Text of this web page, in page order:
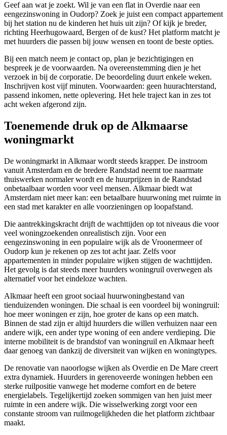
Geef aan wat je zoekt. Wil je van een flat in Overdie naar een
eengezinswoning in Oudorp? Zoek je juist een compact appartement
bij het station nu de kinderen het huis uit zijn? Of kijk je breder,
richting Heerhugowaard, Bergen of de kust? Het platform matcht je
met huurders die passen bij jouw wensen en toont de beste opties.
Bij een match neem je contact op, plan je bezichtigingen en
bespreek je de voorwaarden. Na overeenstemming dien je het
verzoek in bij de corporatie. De beoordeling duurt enkele weken.
Inschrijven kost vijf minuten. Voorwaarden: geen huurachterstand,
passend inkomen, nette oplevering. Het hele traject kan in zes tot
acht weken afgerond zijn.
Toenemende druk op de Alkmaarse
woningmarkt
De woningmarkt in Alkmaar wordt steeds krapper. De instroom
vanuit Amsterdam en de bredere Randstad neemt toe naarmate
thuiswerken normaler wordt en de huurprijzen in de Randstad
onbetaalbaar worden voor veel mensen. Alkmaar biedt wat
Amsterdam niet meer kan: een betaalbare huurwoning met ruimte in
een stad met karakter en alle voorzieningen op loopafstand.
Die aantrekkingskracht drijft de wachttijden op tot niveaus die voor
veel woningzoekenden onrealistisch zijn. Voor een
eengezinswoning in een populaire wijk als de Vroonermeer of
Oudorp kun je rekenen op zes tot acht jaar. Zelfs voor
appartementen in minder populaire wijken stijgen de wachttijden.
Het gevolg is dat steeds meer huurders woningruil overwegen als
alternatief voor het eindeloze wachten.
Alkmaar heeft een groot sociaal huurwoningbestand van
tienduizenden woningen. Die schaal is een voordeel bij woningruil:
hoe meer woningen er zijn, hoe groter de kans op een match.
Binnen de stad zijn er altijd huurders die willen verhuizen naar een
andere wijk, een ander type woning of een andere verdieping. Die
interne mobiliteit is de brandstof van woningruil en Alkmaar heeft
daar genoeg van dankzij de diversiteit van wijken en woningtypes.
De renovatie van naoorlogse wijken als Overdie en De Mare creert
extra dynamiek. Huurders in gerenoveerde woningen hebben een
sterke ruilpositie vanwege het moderne comfort en de betere
energielabels. Tegelijkertijd zoeken sommigen van hen juist meer
ruimte in een andere wijk. Die wisselwerking zorgt voor een
constante stroom van ruilmogelijkheden die het platform zichtbaar
maakt.